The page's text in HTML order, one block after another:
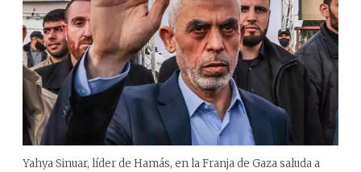
Yahya Sinuar, líder de Hamás, en la Franja de Gaza saluda a